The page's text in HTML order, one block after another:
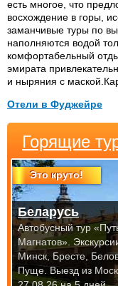
есть многое, что
восхождение в горы,
заманчивые туры по
наполняются водой
комфортабельный
эмирата
и ныряния с
Отели в Фуджейре
Holiday Beach Motel
Hilton Fujeirah 5*
Горящие
Это круто!
Беларусь
Автобусный тур
Магнатов».
Минск, Бресте,
Пуще. Выезд из